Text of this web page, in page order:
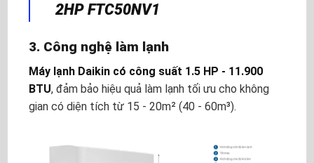
2HP FTC50NV1
3. Công nghệ làm lạnh
Máy lạnh Daikin có công suất 1.5 HP - 11.900
BTU, đảm bảo hiệu quả làm lạnh tối ưu cho không
gian có diện tích từ 15 - 20m² (40 - 60m³).